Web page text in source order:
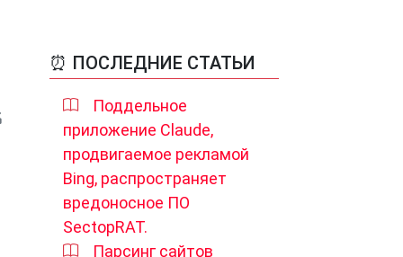
⏰ ПОСЛЕДНИЕ СТАТЬИ
Поддельное
приложение Claude,
продвигаемое рекламой
Bing, распространяет
вредоносное ПО
SectopRAT.
Парсинг сайтов